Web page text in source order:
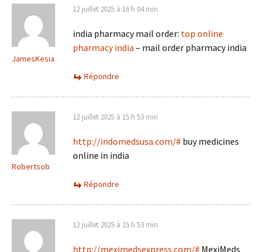
JamesKesia
12 juillet 2025 à 16 h 04 min
india pharmacy mail order: top online
pharmacy india – mail order pharmacy india
Répondre
Robertsob
12 juillet 2025 à 15 h 53 min
http://indomedsusa.com/# buy medicines
online in india
Répondre
12 juillet 2025 à 15 h 53 min
http://meximedsexpress.com/# MexiMeds